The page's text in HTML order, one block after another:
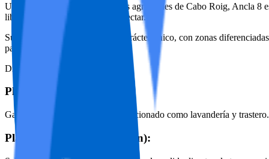
Ubicada en una de las zonas más agradables de Cabo Roig, Ancla 8
libre o simplemente para desconectar.
Su diseño escalonado le da un carácter único, con zonas
para disfrutar en verano.
Distribución de la casa
Planta baja:
Garaje interior actualmente acondicionado como lavandería y
Planta principal (nivel salón):